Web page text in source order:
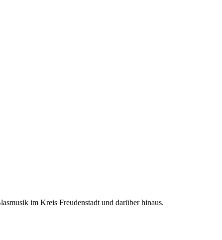
im Kreis Freudenstadt und darüber hinaus.